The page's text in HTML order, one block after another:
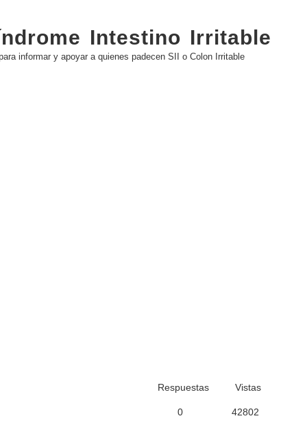
Intestino Irritable
informar y apoyar a quienes padecen SII o Colon Irritable
Respuestas Vistas
0 42802